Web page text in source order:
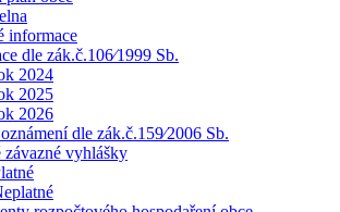
informace
dle zák.č.106⁄1999 Sb.
2024
2025
2026
dle zák.č.159⁄2006 Sb.
závazné vyhlášky